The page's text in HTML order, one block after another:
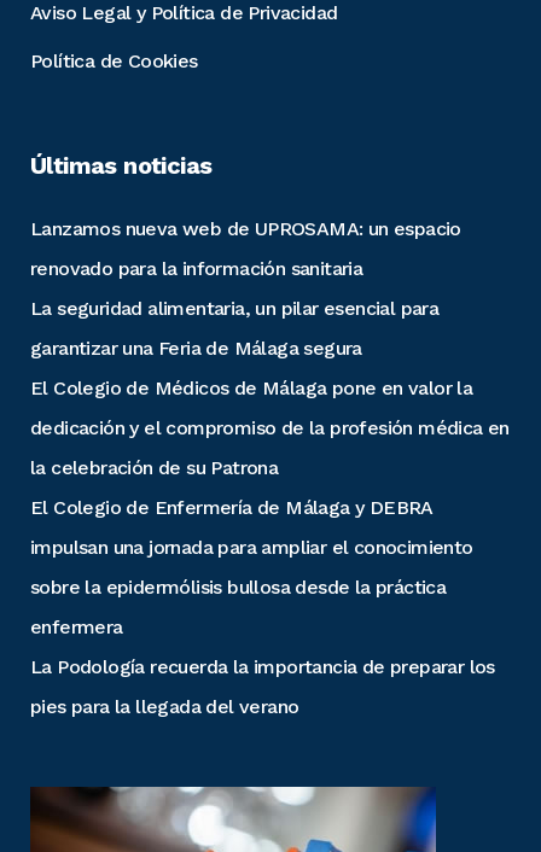
Aviso Legal y Política de Privacidad
Política de Cookies
Últimas noticias
Lanzamos nueva web de UPROSAMA: un espacio
renovado para la información sanitaria
La seguridad alimentaria, un pilar esencial para
garantizar una Feria de Málaga segura
El Colegio de Médicos de Málaga pone en valor la
dedicación y el compromiso de la profesión médica en
la celebración de su Patrona
El Colegio de Enfermería de Málaga y DEBRA
impulsan una jornada para ampliar el conocimiento
sobre la epidermólisis bullosa desde la práctica
enfermera
La Podología recuerda la importancia de preparar los
pies para la llegada del verano